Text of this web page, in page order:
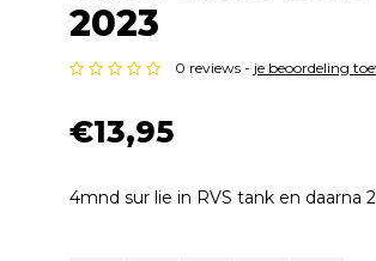
2023
0 reviews - je beoordeling
€13,95
4mnd sur lie in RVS tank en daarna